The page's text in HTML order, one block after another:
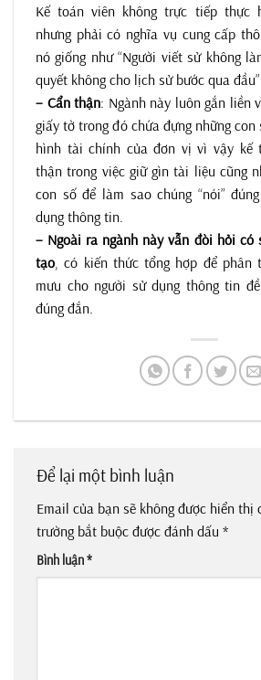
Kế toán viên không trực tiếp thực
nhưng phải có nghĩa vụ cung cấp
nó giống như “Người viết sử không
quyết không cho lịch sử bước qua đầu”.
– Cẩn thận: Ngành này luôn gắn liền
giấy tờ trong đó chứa đựng những con
hình tài chính của đơn vị vì vậy kế
thận trong việc giữ gìn tài liệu cũng
con số để làm sao chúng “nói”
dụng thông tin.
– Ngoài ra ngành này vẫn đòi hỏi có
tạo , có kiến thức tổng hợp để
mưu cho người sử dụng thông tin
đúng đắn.
Để lại một bình luận
Email của bạn sẽ không được hiển thị
trường bắt buộc được đánh dấu *
Bình luận*